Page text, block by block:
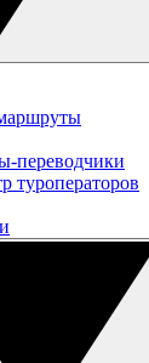
переводчики
туроператоров